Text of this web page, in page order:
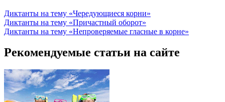
Диктанты на тему «Чередующиеся корни»
Диктанты на тему «Причастный оборот»
Диктанты на тему «Непроверяемые гласные в корне»
Рекомендуемые статьи на сайте